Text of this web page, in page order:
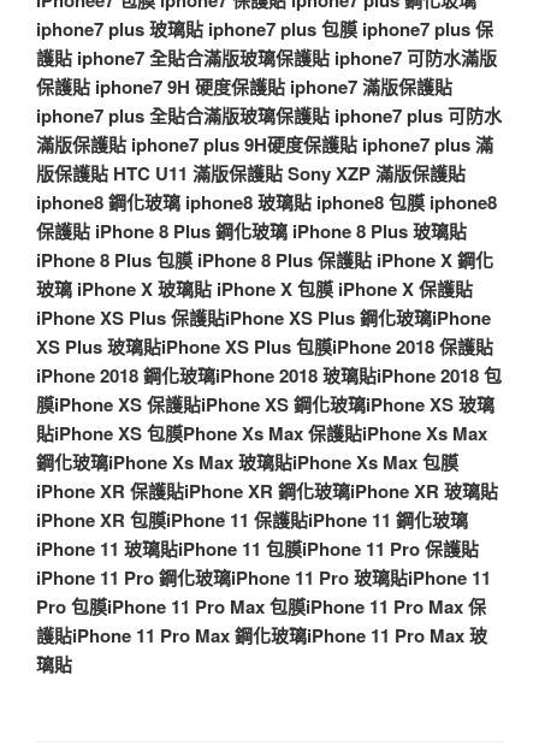
iphone7 plus 玻璃貼 iphone7 plus 包膜 iphone7 plus 保
護貼 iphone7 全貼合滿版玻璃保護貼 iphone7 可防水滿版
保護貼 iphone7 9H 硬度保護貼 iphone7 滿版保護貼
iphone7 plus 全貼合滿版玻璃保護貼 iphone7 plus 可防水
滿版保護貼 iphone7 plus 9H硬度保護貼 iphone7 plus 滿
版保護貼 HTC U11 滿版保護貼Sony XZP 滿版保護貼
iphone8 鋼化玻璃 iphone8 玻璃貼 iphone8 包膜 iphone8
保護貼 iPhone 8 Plus 鋼化玻璃 iPhone 8 Plus 玻璃貼
iPhone 8 Plus 包膜 iPhone 8 Plus 保護貼 iPhone X 鋼化
玻璃 iPhone X 玻璃貼 iPhone X 包膜 iPhone X 保護貼
iPhone XS Plus 保護貼iPhone XS Plus 鋼化玻璃iPhone
XS Plus 玻璃貼iPhone XS Plus 包膜iPhone 2018 保護貼
iPhone 2018 鋼化玻璃iPhone 2018 玻璃貼iPhone 2018 包
膜iPhone XS 保護貼iPhone XS 鋼化玻璃iPhone XS 玻璃
貼iPhone XS 包膜Phone Xs Max 保護貼iPhone Xs Max
鋼化玻璃iPhone Xs Max 玻璃貼iPhone Xs Max 包膜
iPhone XR 保護貼iPhone XR 鋼化玻璃iPhone XR 玻璃貼
iPhone XR 包膜iPhone 11 保護貼iPhone 11 鋼化玻璃
iPhone 11 玻璃貼iPhone 11 包膜iPhone 11 Pro 保護貼
iPhone 11 Pro 鋼化玻璃iPhone 11 Pro 玻璃貼iPhone 11
Pro 包膜iPhone 11 Pro Max 包膜iPhone 11 Pro Max 保
護貼iPhone 11 Pro Max 鋼化玻璃iPhone 11 Pro Max 玻
璃貼